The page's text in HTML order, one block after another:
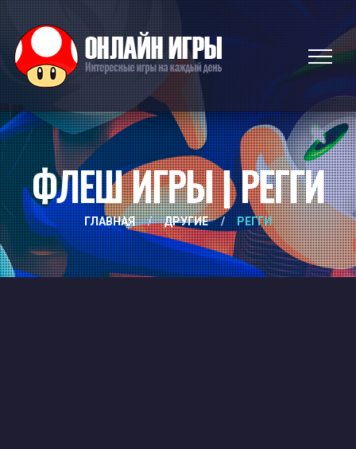
ФЛЕШ ИГРЫ | РЕГГИ
ГЛАВНАЯ / ДРУГИЕ / РЕГГИ